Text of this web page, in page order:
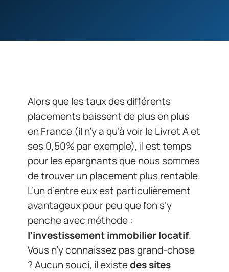
Alors que les taux des différents
placements baissent de plus en plus
en France (il n’y a qu’à voir le Livret A et
ses 0,50% par exemple), il est temps
pour les épargnants que nous sommes
de trouver un placement plus rentable.
L’un d’entre eux est particulièrement
avantageux pour peu que l’on s’y
penche avec méthode :
l’investissement immobilier locatif.
Vous n’y connaissez pas grand-chose
? Aucun souci, il existedes sites